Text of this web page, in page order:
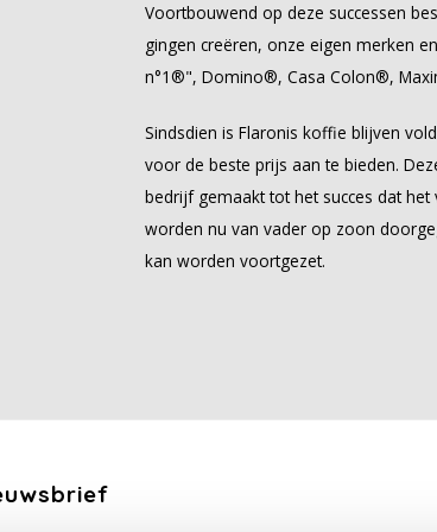
Voortbouwend op deze successen
gingen creëren, onze eigen merken
n°1®", Domino®, Casa Colon®,
Sindsdien is Flaronis koffie blijven
voor de beste prijs aan te bieden.
bedrijf gemaakt tot het succes dat
worden nu van vader op zoon
kan worden voortgezet.